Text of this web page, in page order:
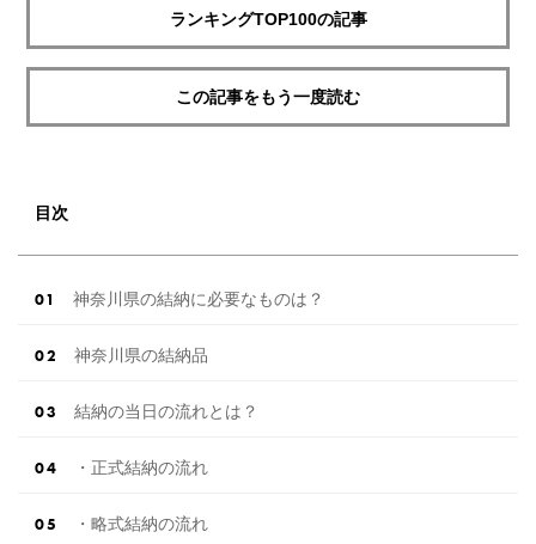
ランキングTOP100の記事
この記事をもう一度読む
目次
神奈川県の結納に必要なものは？
神奈川県の結納品
結納の当日の流れとは？
・正式結納の流れ
・略式結納の流れ